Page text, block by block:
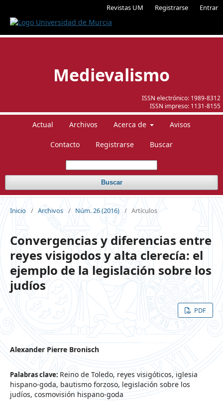
Revistas UM Registrarse Entrar
ISSN electrónico: 1989-8312
ISSN impreso: 1131-8155
Medievalismo
Actual Archivos Acerca de Avisos
Contacto Registrarse Buscar
Buscar
Inicio / Archivos / Núm. 26 (2016) / Artículos
Convergencias y diferencias entre
reyes visigodos y alta clerecía: el
ejemplo de la legislación sobre los
judíos
PDF
Alexander Pierre Bronisch
Palabras clave: Reino de Toledo, reyes visigóticos, iglesia
hispano-goda, bautismo forzoso, legislación sobre los
judíos, cosmovisión hispano-goda